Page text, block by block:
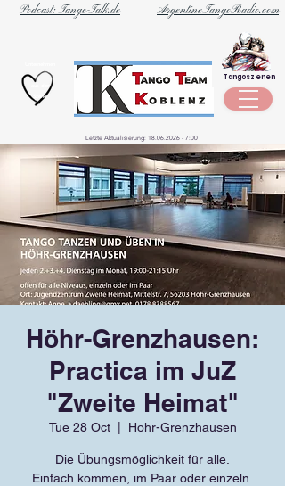
ArgentineTangoRadio.com
Podcast: Tango-Talk.de
Szene
Tangoszenen
Letzte Aktualisierung: 18.06.2026 - 7:00
Höhr-Grenzhausen:
Practica im JuZ
"Zweite Heimat"
Tue 28 Oct
  |
Höhr-Grenzhausen
Die Übungsmöglichkeit für alle.
Einfach kommen, im Paar oder einzeln.